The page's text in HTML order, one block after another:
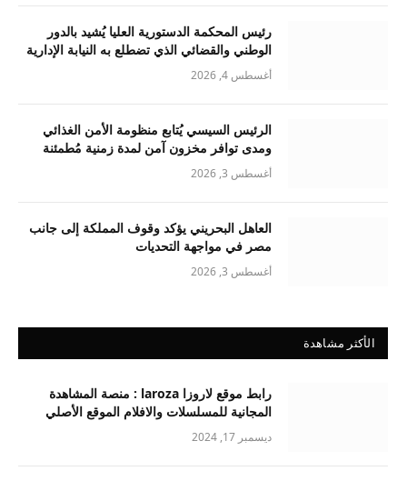
رئيس المحكمة الدستورية العليا يُشيد بالدور
الوطني والقضائي الذي تضطلع به النيابة الإدارية
أغسطس 4, 2026
الرئيس السيسي يُتابع منظومة الأمن الغذائي
ومدى توافر مخزون آمن لمدة زمنية مُطمئنة
أغسطس 3, 2026
العاهل البحريني يؤكد وقوف المملكة إلى جانب
مصر في مواجهة التحديات
أغسطس 3, 2026
الأكثر مشاهدة
رابط موقع لاروزا laroza : منصة المشاهدة
المجانية للمسلسلات والافلام الموقع الأصلي
ديسمبر 17, 2024